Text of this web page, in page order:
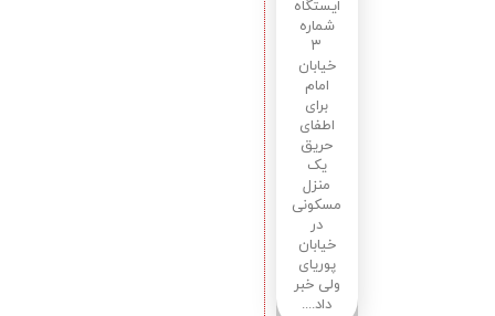
ایستگاه
شماره
۳
خیابان
امام
برای
اطفای
حریق
یک
منزل
مسکونی
در
خیابان
پوریای
ولی خبر
داد....